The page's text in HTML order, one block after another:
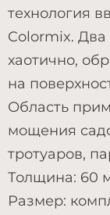
технология
Colormix.
хаотично,
на
Область
мощения
тротуаров,
Толщина: 60
Размер: